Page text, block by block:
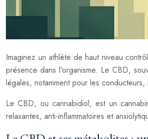
Imaginez un athlète de haut niveau
présence dans l’organisme. Le CBD,
légales, notamment pour les
Le CBD, ou cannabidiol, est un
relaxantes, anti-inflammatoires et